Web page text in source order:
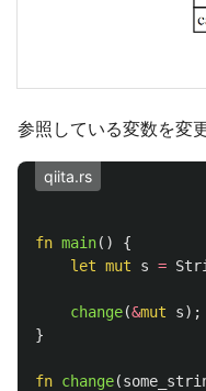
参照している変数を変
qiita.rs
fn main()
{
let mut s =
change(&mut s);
}
fn change(